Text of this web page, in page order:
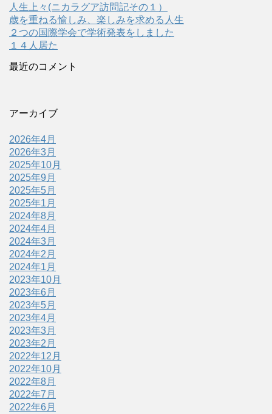
人生上々(ニカラグア訪問記その１）
歳を重ねる愉しみ、楽しみを求める人生
２つの国際学会で学術発表をしました
１４人居た
最近のコメント
アーカイブ
2026年4月
2026年3月
2025年10月
2025年9月
2025年5月
2025年1月
2024年8月
2024年4月
2024年3月
2024年2月
2024年1月
2023年10月
2023年6月
2023年5月
2023年4月
2023年3月
2023年2月
2022年12月
2022年10月
2022年8月
2022年7月
2022年6月